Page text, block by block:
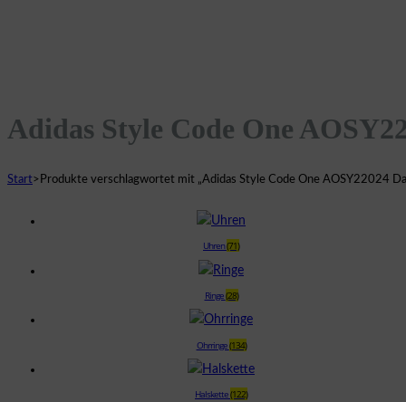
Adidas Style Code One
Start> Produkte verschlagwortet mit „Adidas Style Code One AOSY22024
Uhren(71)
Ringe(28)
Ohrringe(134)
Halskette(122)